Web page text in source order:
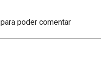
para poder comentar